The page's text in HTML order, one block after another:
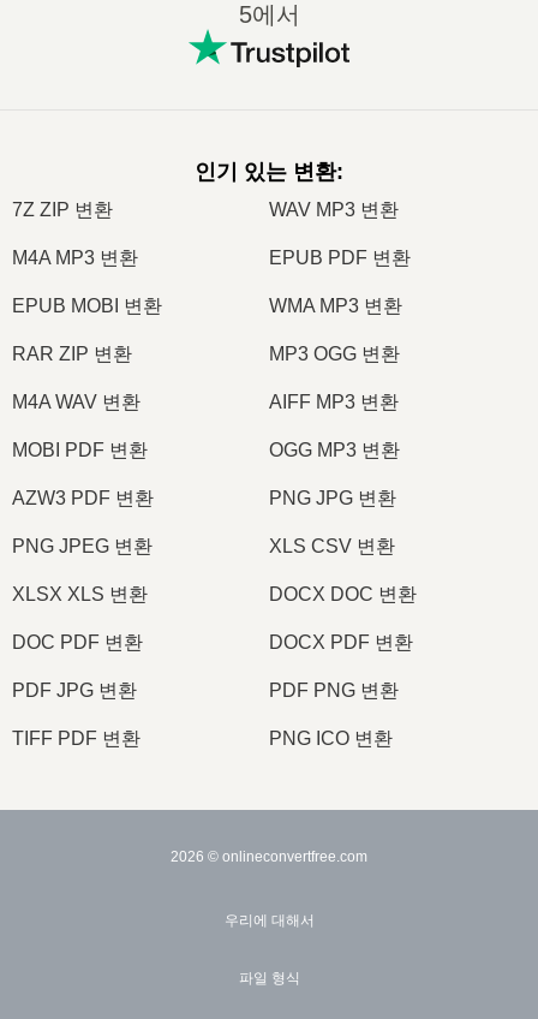
5에서
인기 있는 변환:
7Z ZIP 변환 WAV MP3 변환
M4A MP3 변환 EPUB PDF 변환
EPUB MOBI 변환 WMA MP3 변환
RAR ZIP 변환 MP3 OGG 변환
M4A WAV 변환 AIFF MP3 변환
MOBI PDF 변환 OGG MP3 변환
AZW3 PDF 변환 PNG JPG 변환
PNG JPEG 변환 XLS CSV 변환
XLSX XLS 변환 DOCX DOC 변환
DOC PDF 변환 DOCX PDF 변환
PDF JPG 변환 PDF PNG 변환
TIFF PDF 변환 PNG ICO 변환
2026 © onlineconvertfree.com
우리에 대해서
파일 형식